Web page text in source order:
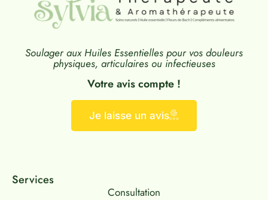
Soulager aux Huiles Essentielles pour vos douleurs
physiques, articulaires ou infectieuses
Votre avis compte !
Je laisse un avis
Services
Consultation